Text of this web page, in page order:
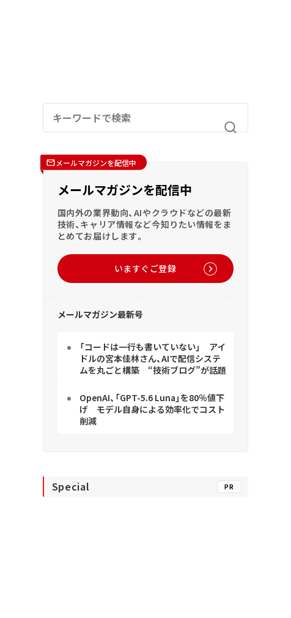
メールマガジンを配信中
メールマガジンを配信中
国内外の業界動向、AIやクラウドなどの最新
技術、キャリア情報など今知りたい情報をま
とめてお届けします。
いますぐご登録
メールマガジン最新号
「コードは一行も書いていない」 アイ
ドルの宮本佳林さん、AIで配信システ
ムを丸ごと構築 “技術ブログ”が話題
OpenAI、「GPT-5.6 Luna」を80％値下
げ モデル自身による効率化でコスト
削減
Special PR